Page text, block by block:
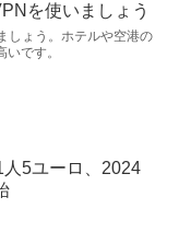
を使いましょう
しょう。ホテルや空港の
です。
5ユーロ、2024